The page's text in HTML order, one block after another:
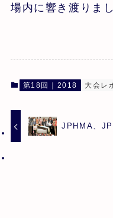
場内に響き渡りまし
第18回｜2018 大会レ
JPHMA、